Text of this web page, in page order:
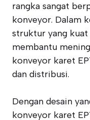
rangka sangat
konveyor. Dalam
struktur yang kuat
membantu
konveyor karet
dan distribusi.
Dengan desain
konveyor karet